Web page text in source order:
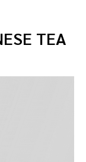
รัฐอเมริกา
มือง
และความ